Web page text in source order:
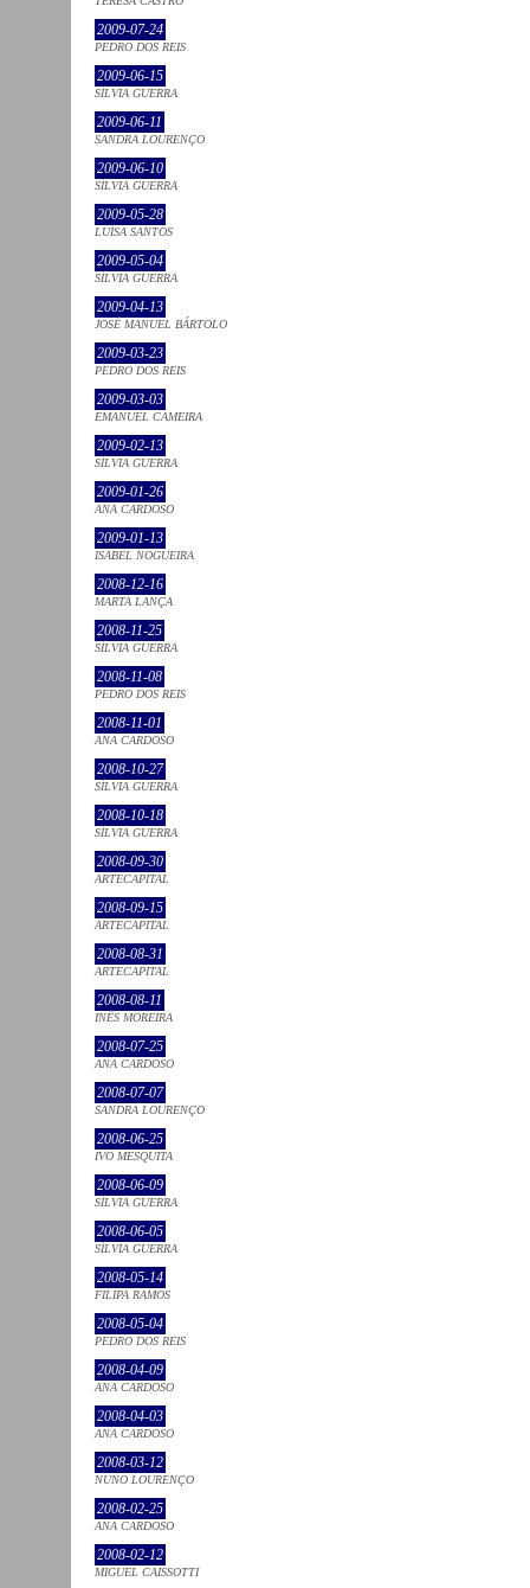
2009-07-24
PEDRO DOS REIS
2009-06-15
SÍLVIA GUERRA
2009-06-11
SANDRA LOURENÇO
2009-06-10
SÍLVIA GUERRA
2009-05-28
LUÍSA SANTOS
2009-05-04
SÍLVIA GUERRA
2009-04-13
JOSÉ MANUEL BÁRTOLO
2009-03-23
PEDRO DOS REIS
2009-03-03
EMANUEL CAMEIRA
2009-02-13
SÍLVIA GUERRA
2009-01-26
ANA CARDOSO
2009-01-13
ISABEL NOGUEIRA
2008-12-16
MARTA LANÇA
2008-11-25
SÍLVIA GUERRA
2008-11-08
PEDRO DOS REIS
2008-11-01
ANA CARDOSO
2008-10-27
SÍLVIA GUERRA
2008-10-18
SÍLVIA GUERRA
2008-09-30
ARTECAPITAL
2008-09-15
ARTECAPITAL
2008-08-31
ARTECAPITAL
2008-08-11
INÊS MOREIRA
2008-07-25
ANA CARDOSO
2008-07-07
SANDRA LOURENÇO
2008-06-25
IVO MESQUITA
2008-06-09
SÍLVIA GUERRA
2008-06-05
SÍLVIA GUERRA
2008-05-14
FILIPA RAMOS
2008-05-04
PEDRO DOS REIS
2008-04-09
ANA CARDOSO
2008-04-03
ANA CARDOSO
2008-03-12
NUNO LOURENÇO
2008-02-25
ANA CARDOSO
2008-02-12
MIGUEL CAISSOTTI